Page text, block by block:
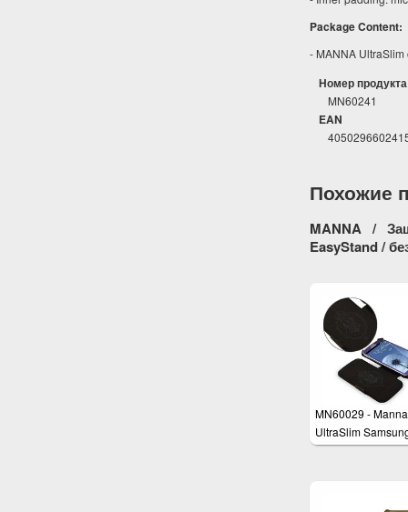
Package Content:
- MANNA
Номер продукта
MN60241
EAN
Похожие
MANNA /
EasyStand /
MN60029 - Manna
UltraSlim
Galaxy S3 i9300